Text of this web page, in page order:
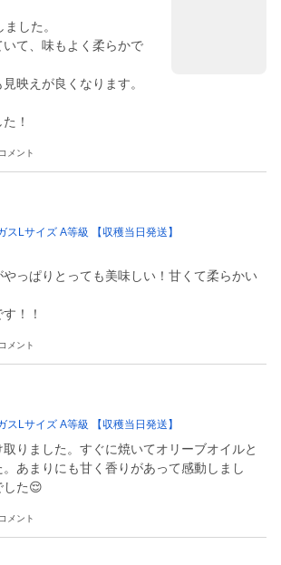
した。
て、味もよく柔らかで
映えが良くなります。
コメント
スLサイズ A等級 【収穫当日発送】
やっぱりとっても美味しい！甘くて柔らかい
！！
コメント
スLサイズ A等級 【収穫当日発送】
りました。すぐに焼いてオリーブオイルと
あまりにも甘く香りがあって感動しまし
した😌
コメント